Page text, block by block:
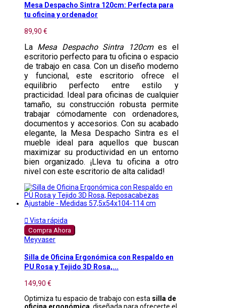
Mesa Despacho Sintra 120cm: Perfecta para
tu oficina y ordenador
89,90 €
La Mesa Despacho Sintra 120cmes el
escritorio perfecto para tu oficina o espacio
de trabajo en casa. Con un diseño moderno
y funcional, este escritorio ofrece el
equilibrio perfecto entre estilo y
practicidad. Ideal para oficinas de cualquier
tamaño, su construcción robusta permite
trabajar cómodamente con ordenadores,
documentos y accesorios. Con su acabado
elegante, la Mesa Despacho Sintra es el
mueble ideal para aquellos que buscan
maximizar su productividad en un entorno
bien organizado. ¡Lleva tu oficina a otro
nivel con este escritorio de alta calidad!
 Vista rápida
Compra Ahora
Meyvaser
Silla de Oficina Ergonómica con Respaldo en
PU Rosa y Tejido 3D Rosa,...
149,90 €
Optimiza tu espacio de trabajo con esta silla de